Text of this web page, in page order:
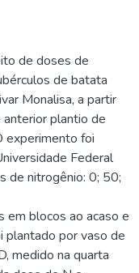
de doses de
de batata
Monalisa, a partir
plantio de
experimento foi
Federal
de nitrogênio: 0; 50;
em blocos ao acaso e
plantado por vaso de
medido na quarta